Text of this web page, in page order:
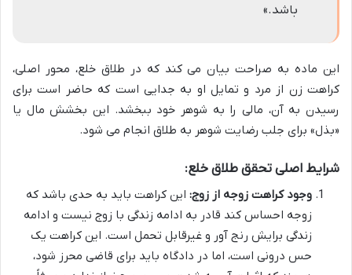
باشد.»
این ماده به صراحت بیان می کند که در طلاق خلع، محور اصلی،
کراهت زن از مرد و تمایل او به جدایی است که حاضر است برای
رسیدن به آن، مالی را به شوهر خود ببخشد. این بخشش مال یا
«بذل» برای جلب رضایت شوهر به طلاق انجام می شود.
شرایط اصلی تحقق طلاق خلع:
وجود کراهت زوجه از زوج: این کراهت باید به حدی باشد که
زوجه احساس کند قادر به ادامه زندگی با زوج نیست و ادامه
زندگی برایش رنج آور و غیرقابل تحمل است. این کراهت یک
حس درونی است، اما در دادگاه باید برای قاضی محرز شود،